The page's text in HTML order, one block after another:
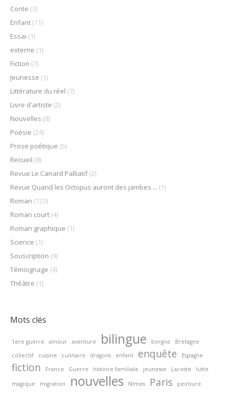
Conte (3)
Enfant (11)
Essai (1)
externe (1)
Fiction (7)
Jeunesse (1)
Littérature du réel (7)
Livre d'artiste (2)
Nouvelles (8)
Poésie (24)
Prose poétique (5)
Recueil (8)
Revue Le Canard Palliatif (2)
Revue Quand les Octopus auront des jambes ... (1)
Roman (123)
Roman court (4)
Roman graphique (1)
Science (1)
Souscription (9)
Témoignage (4)
Théàtre (1)
Mots clés
1ere guerre amour aventure bilingue borgne
Bretagne
collectif
cuisine culinaire dragons enfant enquête Espagne
fiction France Guerre histoire familiale jeunesse Lacoste lutte
magique migration nouvelles Nîmes Paris
peinture